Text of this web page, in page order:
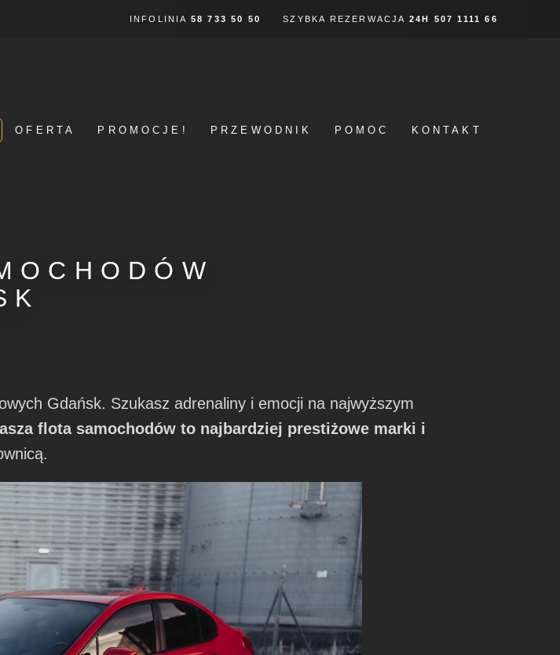
INFOLINIA 58 733 50 50 SZYBKA REZERWACJA 24H 507 1111 66
OFERTA PROMOCJE! PRZEWODNIK POMOC KONTAKT
Gdańsk. Szukasz adrenaliny i emocji na najwyższym
flota samochodów to najbardziej prestiżowe marki i